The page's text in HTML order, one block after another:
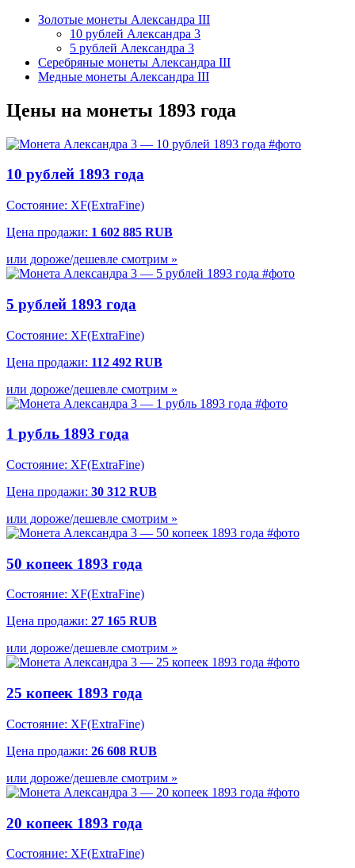
Золотые монеты Александра III
10 рублей Александра 3
5 рублей Александра 3
Серебряные монеты Александра III
Медные монеты Александра III
Цены на монеты 1893 года
10 рублей 1893 года
Состояние: XF(ExtraFine)
Цена продажи: 1 602 885 RUB
или дороже/дешевле смотрим »
5 рублей 1893 года
Состояние: XF(ExtraFine)
Цена продажи: 112 492 RUB
или дороже/дешевле смотрим »
1 рубль 1893 года
Состояние: XF(ExtraFine)
Цена продажи: 30 312 RUB
или дороже/дешевле смотрим »
50 копеек 1893 года
Состояние: XF(ExtraFine)
Цена продажи: 27 165 RUB
или дороже/дешевле смотрим »
25 копеек 1893 года
Состояние: XF(ExtraFine)
Цена продажи: 26 608 RUB
или дороже/дешевле смотрим »
20 копеек 1893 года
Состояние: XF(ExtraFine)